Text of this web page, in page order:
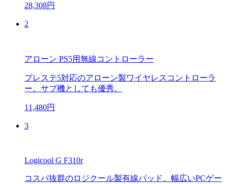
28,308円
2
アローン PS5用無線コントローラー
プレステ5対応のアローン製ワイヤレスコントローラ
ー。サブ機としても優秀。
11,480円
3
Logicool G F310r
コスパ抜群のロジクール製有線パッド。幅広いPCゲー